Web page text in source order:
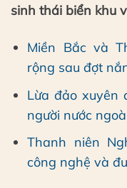
sinh thái biển khu
Miền Bắc và
rộng sau đợt
Lừa đảo xuyên
người nước
Thanh niên
công nghệ và